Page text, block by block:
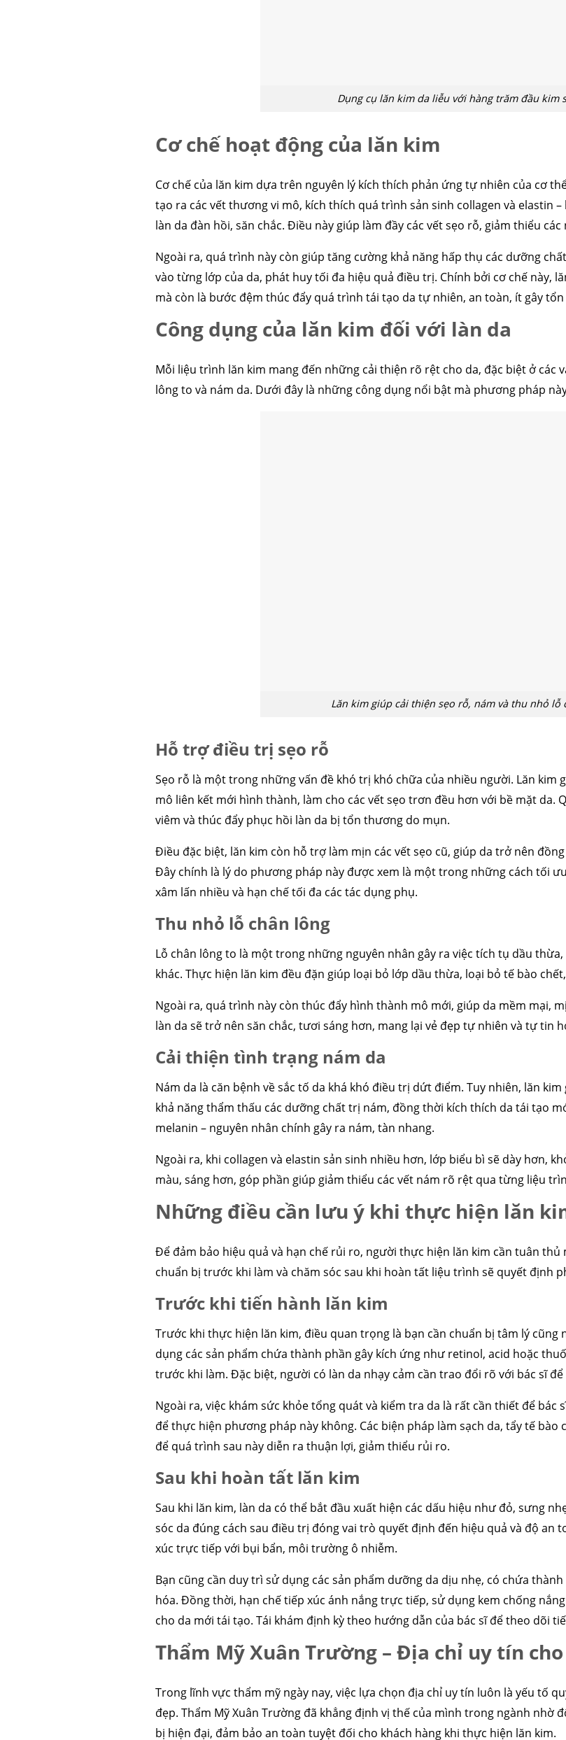
Dụng cụ lăn kim da liễu với hàng trăm đầu kim
Cơ chế hoạt động của lăn kim
Cơ chế của lăn kim dựa trên nguyên lý kích thích phản ứng tự nhiên của cơ
tạo ra các vết thương vi mô, kích thích quá trình sản sinh collagen và elastin
làn da đàn hồi, săn chắc. Điều này giúp làm đầy các vết sẹo rỗ, giảm thiểu
Ngoài ra, quá trình này còn giúp tăng cường khả năng hấp thụ các dưỡng
vào từng lớp của da, phát huy tối đa hiệu quả điều trị. Chính bởi cơ chế này,
mà còn là bước đệm thúc đẩy quá trình tái tạo da tự nhiên, an toàn, ít gây
Công dụng của lăn kim đối với làn da
Mỗi liệu trình lăn kim mang đến những cải thiện rõ rệt cho da, đặc biệt ở các
lông to và nám da. Dưới đây là những công dụng nổi bật mà phương pháp
Lăn kim giúp cải thiện sẹo rỗ, nám và thu nhỏ lỗ
Hỗ trợ điều trị sẹo rỗ
Sẹo rỗ là một trong những vấn đề khó trị khó chữa của nhiều người. Lăn kim
mô liên kết mới hình thành, làm cho các vết sẹo trơn đều hơn với bề mặt da.
viêm và thúc đẩy phục hồi làn da bị tổn thương do mụn.
Điều đặc biệt, lăn kim còn hỗ trợ làm mịn các vết sẹo cũ, giúp da trở nên
Đây chính là lý do phương pháp này được xem là một trong những cách tối
xâm lấn nhiều và hạn chế tối đa các tác dụng phụ.
Thu nhỏ lỗ chân lông
Lỗ chân lông to là một trong những nguyên nhân gây ra việc tích tụ dầu thừa,
khác. Thực hiện lăn kim đều đặn giúp loại bỏ lớp dầu thừa, loại bỏ tế bào
Ngoài ra, quá trình này còn thúc đẩy hình thành mô mới, giúp da mềm mại,
làn da sẽ trở nên săn chắc, tươi sáng hơn, mang lại vẻ đẹp tự nhiên và tự tin
Cải thiện tình trạng nám da
Nám da là căn bệnh về sắc tố da khá khó điều trị dứt điểm. Tuy nhiên, lăn
khả năng thẩm thấu các dưỡng chất trị nám, đồng thời kích thích da tái tạo
melanin – nguyên nhân chính gây ra nám, tàn nhang.
Ngoài ra, khi collagen và elastin sản sinh nhiều hơn, lớp biểu bì sẽ dày hơn,
màu, sáng hơn, góp phần giúp giảm thiểu các vết nám rõ rệt qua từng liệu
Những điều cần lưu ý khi thực hiện lăn
Để đảm bảo hiệu quả và hạn chế rủi ro, người thực hiện lăn kim cần tuân thủ
chuẩn bị trước khi làm và chăm sóc sau khi hoàn tất liệu trình sẽ quyết định
Trước khi tiến hành lăn kim
Trước khi thực hiện lăn kim, điều quan trọng là bạn cần chuẩn bị tâm lý
dụng các sản phẩm chứa thành phần gây kích ứng như retinol, acid hoặc
trước khi làm. Đặc biệt, người có làn da nhạy cảm cần trao đổi rõ với bác sĩ
Ngoài ra, việc khám sức khỏe tổng quát và kiểm tra da là rất cần thiết để bác
để thực hiện phương pháp này không. Các biện pháp làm sạch da, tẩy tế
để quá trình sau này diễn ra thuận lợi, giảm thiểu rủi ro.
Sau khi hoàn tất lăn kim
Sau khi lăn kim, làn da có thể bắt đầu xuất hiện các dấu hiệu như đỏ, sưng
sóc da đúng cách sau điều trị đóng vai trò quyết định đến hiệu quả và độ an
xúc trực tiếp với bụi bẩn, môi trường ô nhiễm.
Bạn cũng cần duy trì sử dụng các sản phẩm dưỡng da dịu nhẹ, có chứa
hóa. Đồng thời, hạn chế tiếp xúc ánh nắng trực tiếp, sử dụng kem chống
cho da mới tái tạo. Tái khám định kỳ theo hướng dẫn của bác sĩ để theo dõi
Thẩm Mỹ Xuân Trường – Địa chỉ uy tín
Trong lĩnh vực thẩm mỹ ngày nay, việc lựa chọn địa chỉ uy tín luôn là yếu tố
đẹp. Thẩm Mỹ Xuân Trường đã khẳng định vị thế của mình trong ngành nhờ
bị hiện đại, đảm bảo an toàn tuyệt đối cho khách hàng khi thực hiện lăn kim.